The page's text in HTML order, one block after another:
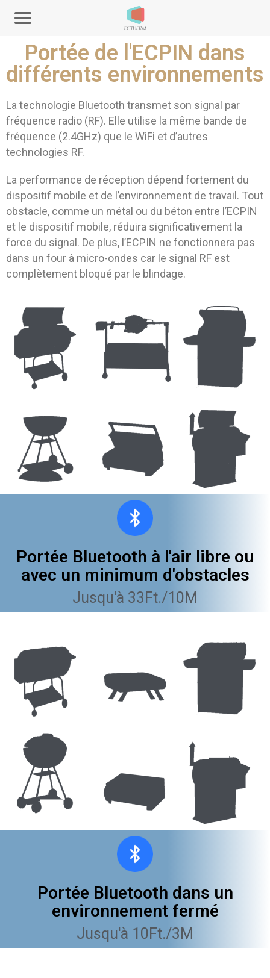
Portée de l'ECPIN dans
différents environnements
La technologie Bluetooth transmet son signal par
fréquence radio (RF). Elle utilise la même bande de
fréquence (2.4GHz) que le WiFi et d’autres
technologies RF.
La performance de réception dépend fortement du
dispositif mobile et de l’environnement de travail. Tout
obstacle, comme un métal ou du béton entre l’ECPIN
et le dispositif mobile, réduira significativement la
force du signal. De plus, l’ECPIN ne fonctionnera pas
dans un four à micro-ondes car le signal RF est
complètement bloqué par le blindage.
Portée Bluetooth à l'air libre ou
avec un minimum d'obstacles
Jusqu'à 33Ft./10M
Portée Bluetooth dans un
environnement fermé
Jusqu'à 10Ft./3M